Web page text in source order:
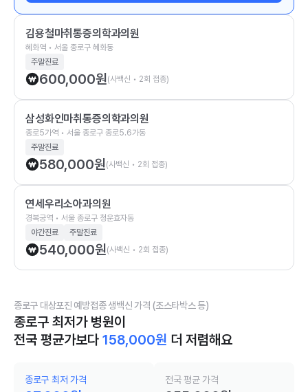
김용철마취통증의학과의원
혜화역 • 서울 종로구 혜화동
주말진료
600,000원(사백신 • 2회 접종)
삼성화인마취통증의학과의원
종로5가역 • 서울 종로구 종로5.6가동
주말진료
580,000원(사백신 • 2회 접종)
연세우리소아과의원
경복궁역 • 서울 종로구 청운효자동
야간진료
주말진료
540,000원(사백신 • 2회 접종)
종로구 대상포진 예방접종 생백신 가격 (조스타박스 등)
종로구 최저가 병원이
전국 평균가보다 158,000원 더 저렴해요
종로구 최저 가격 전국 평균 가격